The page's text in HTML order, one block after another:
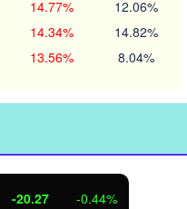
14.77% 12.06%
14.34% 14.82%
13.56% 8.04%
1115.17 -4.29